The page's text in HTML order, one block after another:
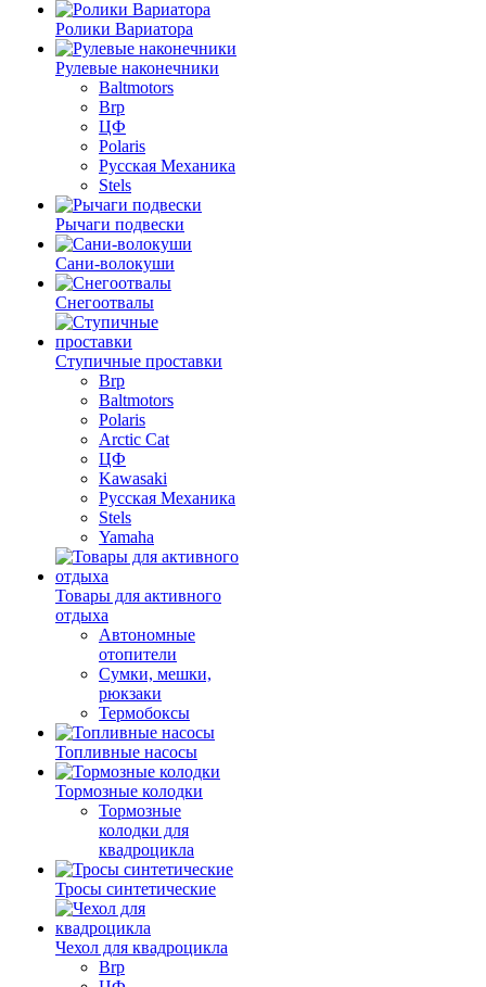
Ролики Вариатора
Рулевые наконечники
Baltmotors
Brp
ЦФ
Polaris
Русская Механика
Stels
Рычаги подвески
Сани-волокуши
Снегоотвалы
Ступичные проставки
Brp
Baltmotors
Polaris
Arctic Cat
ЦФ
Kawasaki
Русская Механика
Stels
Yamaha
Товары для активного
отдыха
Автономные
отопители
Сумки, мешки,
рюкзаки
Термобоксы
Топливные насосы
Тормозные колодки
Тормозные
колодки для
квадроцикла
Тросы синтетические
Чехол для квадроцикла
Brp